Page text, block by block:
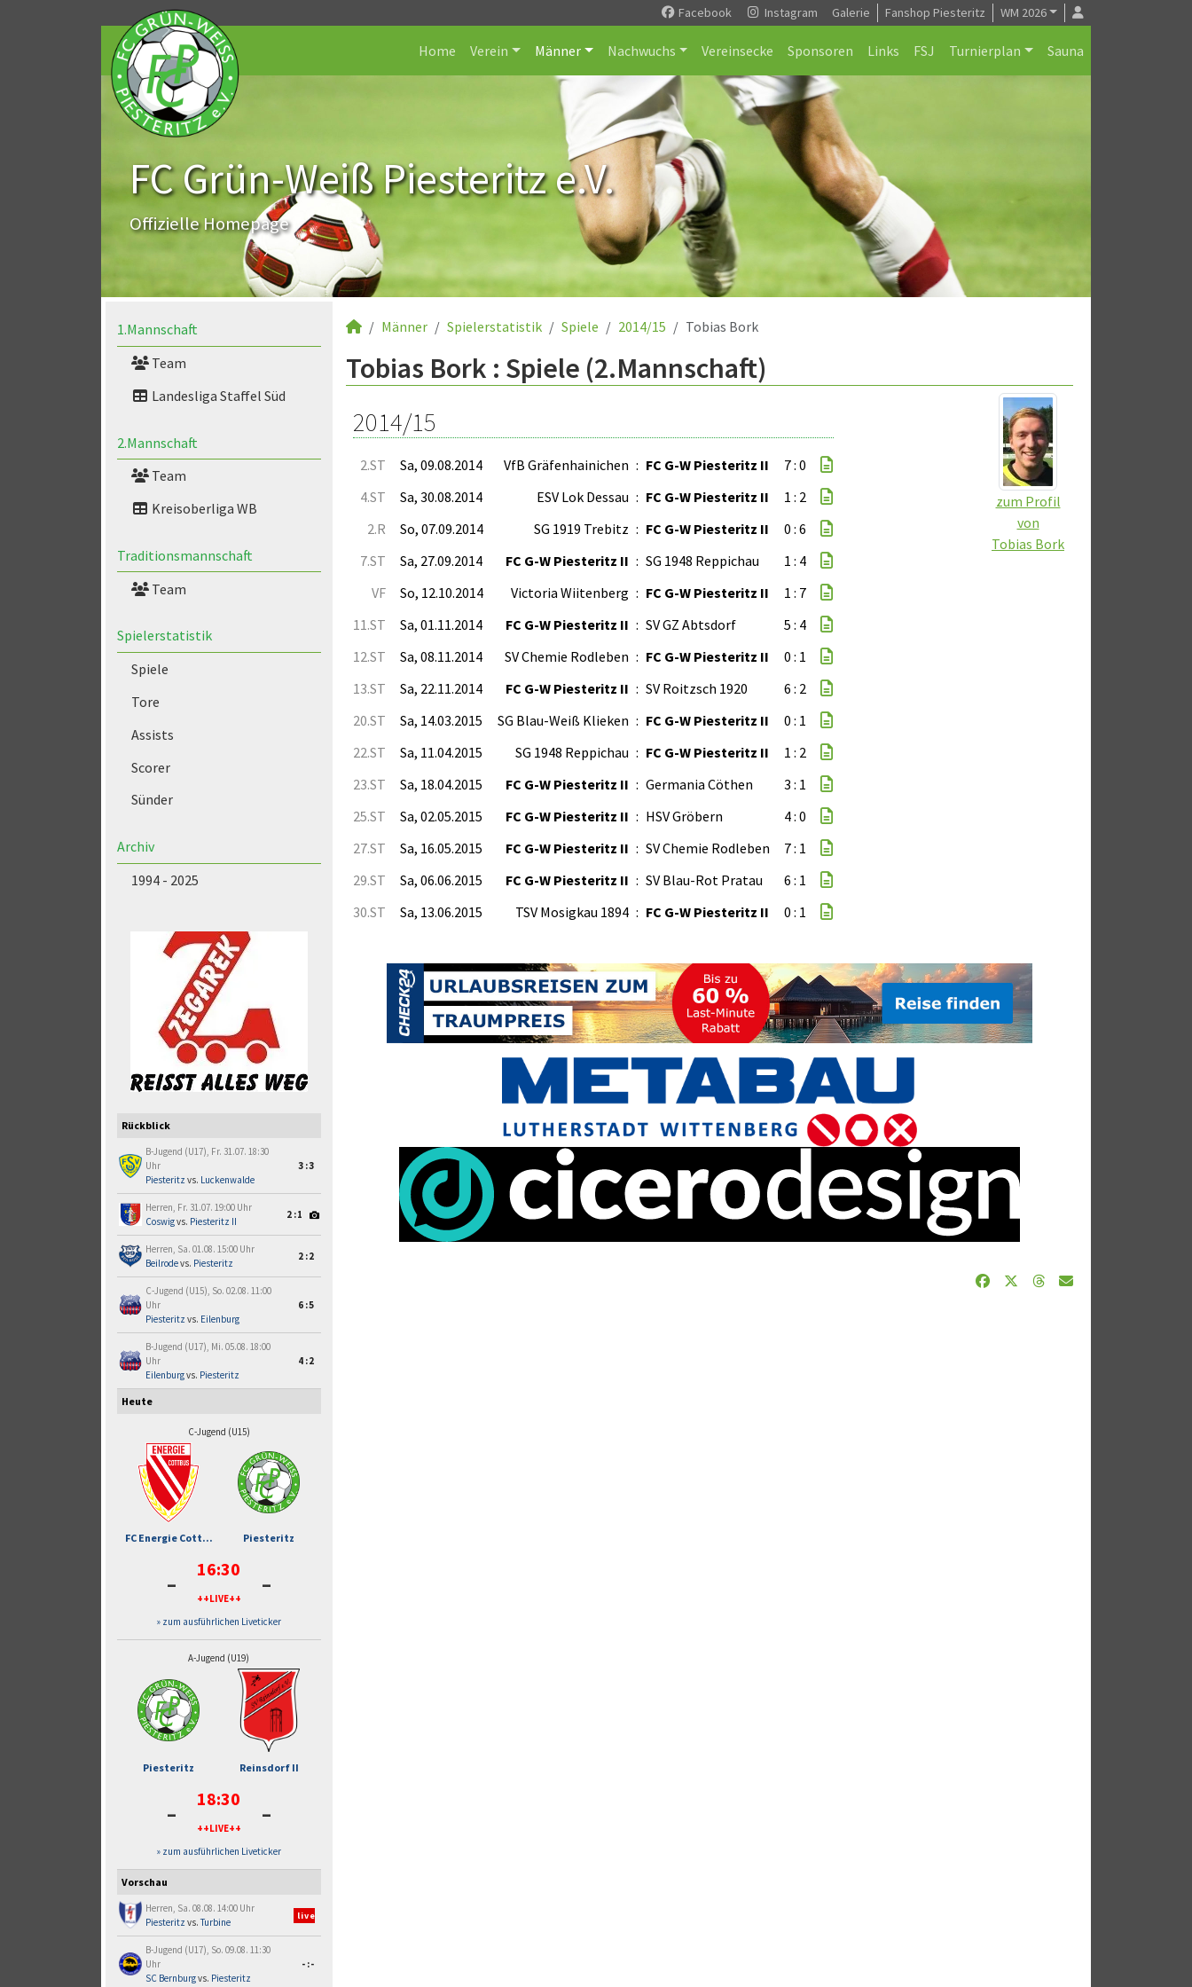
Facebook Instagram Galerie Fanshop Piesteritz WM 2026
Home Verein Männer Nachwuchs Vereinsecke Sponsoren Links FSJ Turnierplan Sauna
FC Grün-Weiß Piesteritz e.V.
Offizielle Homepage
1.Mannschaft
Team
Landesliga Staffel Süd
2.Mannschaft
Team
Kreisoberliga WB
Traditionsmannschaft
Team
Spielerstatistik
Spiele
Tore
Assists
Scorer
Sünder
Archiv
1994 - 2025
Rückblick
B-Jugend (U17), Fr. 31.07. 18:30
Uhr
Piesteritz vs. Luckenwalde
3:3
Herren, Fr. 31.07. 19:00 Uhr
Coswigvs. Piesteritz II
2:1
Herren, Sa. 01.08. 15:00 Uhr
Beilrodevs. Piesteritz
2:2
C-Jugend (U15), So. 02.08. 11:00
Uhr
Piesteritz vs. Eilenburg
6:5
B-Jugend (U17), Mi. 05.08. 18:00
Uhr
Eilenburgvs. Piesteritz
4:2
Heute
C-Jugend (U15)
FC Energie Cott... Piesteritz
- 16:30
++LIVE++ -
» zum ausführlichen Liveticker
A-Jugend (U19)
Piesteritz Reinsdorf II
- 18:30
++LIVE++ -
» zum ausführlichen Liveticker
Vorschau
Herren, Sa. 08.08. 14:00 Uhr
Piesteritz vs.Turbine
live
B-Jugend (U17), So. 09.08. 11:30
Uhr
SC Bernburgvs. Piesteritz
-:-
Männer Spielerstatistik Spiele 2014/15 Tobias Bork
Tobias Bork : Spiele (2.Mannschaft)
zum Profil
von
Tobias Bork
2014/15
2.ST Sa, 09.08.2014 VfB Gräfenhainichen : FC G-W Piesteritz II
7 : 0
4.ST
Sa, 30.08.2014 ESV Lok Dessau : FC G-W Piesteritz II
1 : 2
2.R
So, 07.09.2014 SG 1919 Trebitz : FC G-W Piesteritz II
0 : 6
7.ST
Sa, 27.09.2014 FC G-W Piesteritz II : SG 1948 Reppichau
1 : 4
VF
So, 12.10.2014 Victoria Wiitenberg : FC G-W Piesteritz II
1 : 7
11.ST
Sa, 01.11.2014 FC G-W Piesteritz II : SV GZ Abtsdorf
5 : 4
12.ST
Sa, 08.11.2014 SV Chemie Rodleben : FC G-W Piesteritz II
0 : 1
13.ST
Sa, 22.11.2014 FC G-W Piesteritz II : SV Roitzsch 1920
6 : 2
20.ST
Sa, 14.03.2015 SG Blau-Weiß Klieken : FC G-W Piesteritz II
0 : 1
22.ST
Sa, 11.04.2015 SG 1948 Reppichau : FC G-W Piesteritz II
1 : 2
23.ST
Sa, 18.04.2015 FC G-W Piesteritz II : Germania Cöthen
3 : 1
25.ST
Sa, 02.05.2015 FC G-W Piesteritz II : HSV Gröbern
4 : 0
27.ST
Sa, 16.05.2015 FC G-W Piesteritz II : SV Chemie Rodleben
7 : 1
29.ST
Sa, 06.06.2015 FC G-W Piesteritz II : SV Blau-Rot Pratau
6 : 1
30.ST
Sa, 13.06.2015 TSV Mosigkau 1894 : FC G-W Piesteritz II 0 : 1